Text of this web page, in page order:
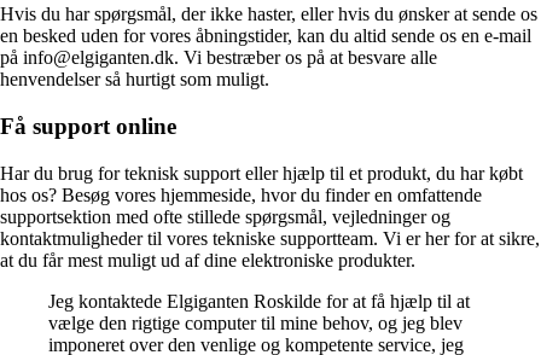
Hvis du har spørgsmål, der ikke haster, eller hvis du ønsker at sende os
en besked uden for vores åbningstider, kan du altid sende os en e-mail
på info@elgiganten.dk. Vi bestræber os på at besvare alle
henvendelser så hurtigt som muligt.
Få support online
Har du brug for teknisk support eller hjælp til et produkt, du har købt
hos os? Besøg vores hjemmeside, hvor du finder en omfattende
supportsektion med ofte stillede spørgsmål, vejledninger og
kontaktmuligheder til vores tekniske supportteam. Vi er her for at sikre,
at du får mest muligt ud af dine elektroniske produkter.
Jeg kontaktede Elgiganten Roskilde for at få hjælp til at
vælge den rigtige computer til mine behov, og jeg blev
imponeret over den venlige og kompetente service, jeg